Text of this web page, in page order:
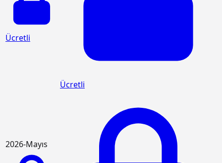
Ücretli
Ücretli
2026-Mayıs